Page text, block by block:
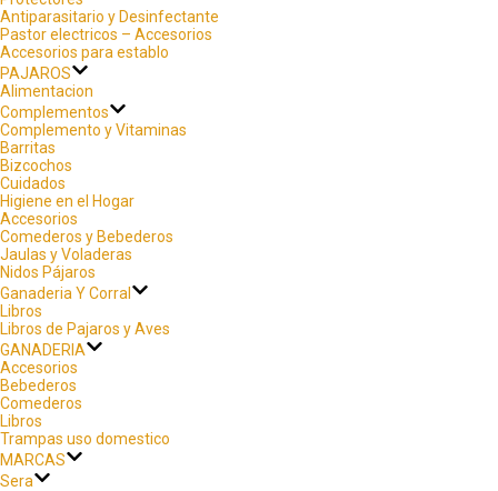
Antiparasitario y Desinfectante
Pastor electricos – Accesorios
Accesorios para establo
PAJAROS
Alimentacion
Complementos
Complemento y Vitaminas
Barritas
Bizcochos
Cuidados
Higiene en el Hogar
Accesorios
Comederos y Bebederos
Jaulas y Voladeras
Nidos Pájaros
Ganaderia Y Corral
Libros
Libros de Pajaros y Aves
GANADERIA
Accesorios
Bebederos
Comederos
Libros
Trampas uso domestico
MARCAS
Sera